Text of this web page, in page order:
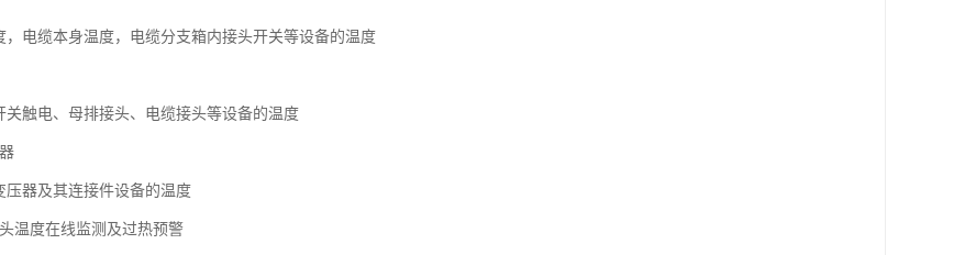
，电缆本身温度，电缆分支箱内接头开关等设备的温度
关触电、母排接头、电缆接头等设备的温度
压器及其连接件设备的温度
温度在线监测及过热预警